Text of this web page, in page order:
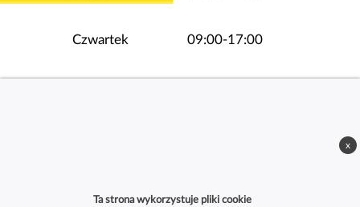
Czwartek 09:00-17:00
Ta strona wykorzystuje pliki cookie
x